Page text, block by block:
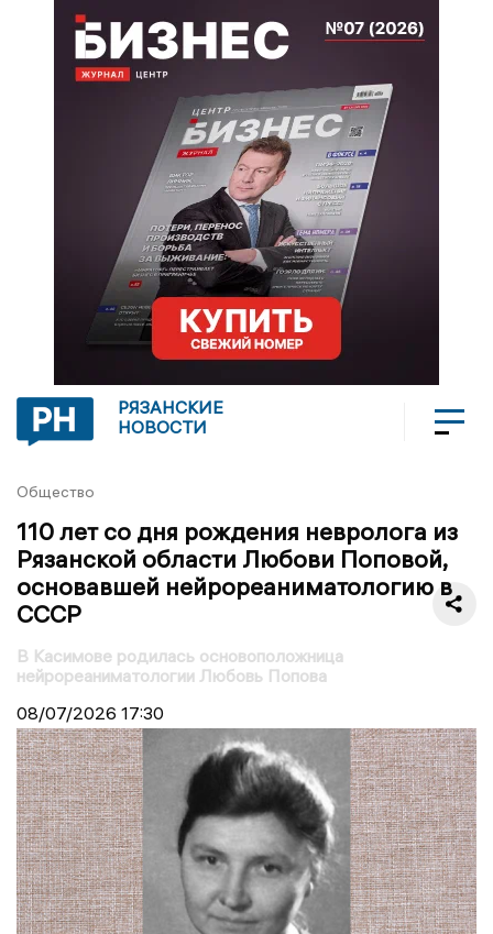
РЯЗАНСКИЕ
НОВОСТИ
Общество
110 лет со дня рождения невролога из
Рязанской области Любови Поповой,
основавшей нейрореаниматологию в
СССР
В Касимове родилась основоположница
нейрореаниматологии Любовь Попова
08/07/2026 17:30